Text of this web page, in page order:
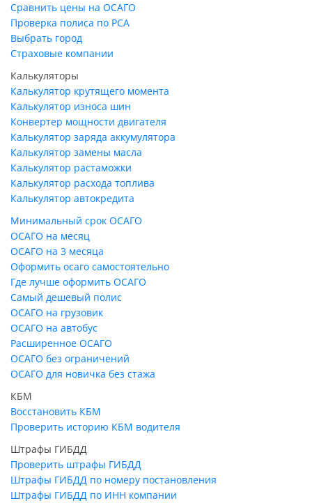
Сравнить цены на ОСАГО
Проверка полиса по РСА
Выбрать город
Страховые компании
Калькуляторы
Калькулятор крутящего момента
Калькулятор износа шин
Конвертер мощности двигателя
Калькулятор заряда аккумулятора
Калькулятор замены масла
Калькулятор растаможки
Калькулятор расхода топлива
Калькулятор автокредита
Минимальный срок ОСАГО
ОСАГО на месяц
ОСАГО на 3 месяца
Оформить осаго самостоятельно
Где лучше оформить ОСАГО
Самый дешевый полис
ОСАГО на грузовик
ОСАГО на автобус
Расширенное ОСАГО
ОСАГО без ограничений
ОСАГО для новичка без стажа
КБМ
Восстановить КБМ
Проверить историю КБМ водителя
Штрафы ГИБДД
Проверить штрафы ГИБДД
Штрафы ГИБДД по номеру постановления
Штрафы ГИБДД по ИНН компании